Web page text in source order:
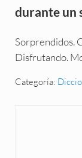
durante un
Sorprendidos.
Disfrutando.
Categoría: